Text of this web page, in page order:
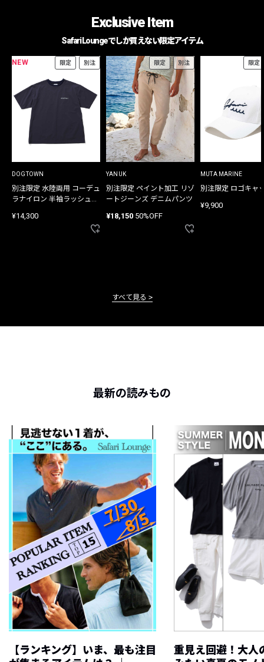
Exclusive Item
Safari Loungeでしか買えない限定アイテム
NEW 限定 別注
DOGTOWN
別注限定 水陸両用 コーデュ
ラナイロン 半袖ラッシュガ
¥14,300
限定 別注
YANUK
別注限定 ペイント加工 リゾ
ートジーンズ デニムパンツ
¥18,150 50%OFF
限定
MUTA MARINE
別注限定 ロゴキャ
¥9,900
すべて見る
最新の読みもの
【ランキング】いま、最も注目
重見え回避！大人